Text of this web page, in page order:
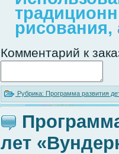
рисования,
Комментарий к
Рубрика: Программа развития
лет